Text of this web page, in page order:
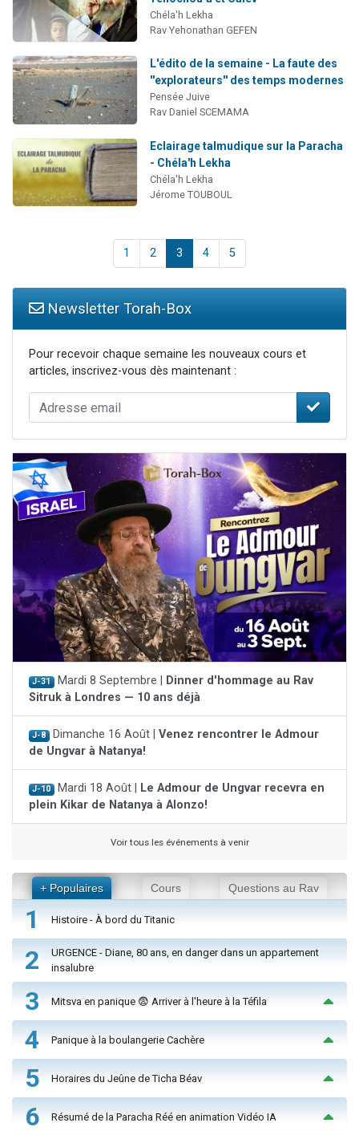
Chéla'h Lekha
Rav Yehonathan GEFEN
L'édito de la semaine - La faute des
''explorateurs'' des temps modernes
Pensée Juive
Rav Daniel SCEMAMA
Eclairage talmudique sur la Paracha
- Chéla'h Lekha
Chéla'h Lekha
Jérome TOUBOUL
1 2 3 4 5
Newsletter Torah-Box
Pour recevoir chaque semaine les nouveaux cours et
articles, inscrivez-vous dès maintenant :
J-31 Mardi 8 Septembre |
Dinner d'hommage au Rav
Sitruk à Londres — 10 ans déjà
J-8 Dimanche 16 Août | Venez rencontrer le Admour
de Ungvar à Natanya!
J-10 Mardi 18 Août |
Le Admour de Ungvar recevra en
plein Kikar de Natanya à Alonzo!
Voir tous les événements à venir
+ Populaires Cours Questions au Rav
1 Histoire - À bord du Titanic
2
URGENCE - Diane, 80 ans, en danger dans un appartement
insalubre
3 Mitsva en panique 😨 Arriver à l'heure à la Téfila
4 Panique à la boulangerie Cachère
5 Horaires du Jeûne de Ticha Béav
6 Résumé de la Paracha Réé en animation Vidéo IA